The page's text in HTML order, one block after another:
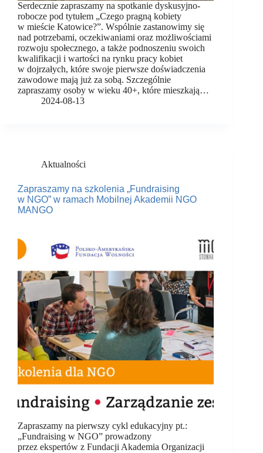
Serdecznie zapraszamy na spotkanie dyskusyjno-
robocze pod tytułem „Czego pragną kobiety
w mieście Katowice?”. Wspólnie zastanowimy się
nad potrzebami, oczekiwaniami oraz możliwościami
rozwoju społecznego, a także podnoszeniu swoich
kwalifikacji i wartości na rynku pracy kobiet
w dojrzałych, które swoje pierwsze doświadczenia
zawodowe mają już za sobą. Szczególnie
zapraszamy osoby w wieku 40+, które mieszkają…
2024-08-13
Aktualności
Zapraszamy na szkolenia „Fundraising
w NGO” w ramach Mobilnej Akademii NGO
MANGO
Zapraszamy na pierwszy cykl edukacyjny pt.:
„Fundraising w NGO” prowadzony
przez ekspertów z Fundacji Akademia Organizacji